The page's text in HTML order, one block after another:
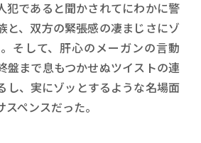
犯であると聞かされてにわかに警
と、双方の緊張感の凄まじさにゾ
そして、肝心のメーガンの言動
盤まで息もつかせぬツイストの連
し、実にゾッとするような名場面
ペンスだった。